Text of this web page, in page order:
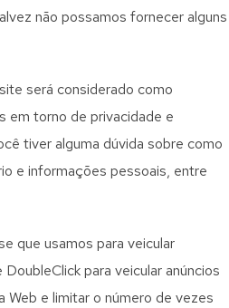
não possamos fornecer alguns
será considerado como
em torno de privacidade e
tiver alguma dúvida sobre como
e informações pessoais, entre
que usamos para veicular
para veicular anúncios
Web e limitar o número de vezes